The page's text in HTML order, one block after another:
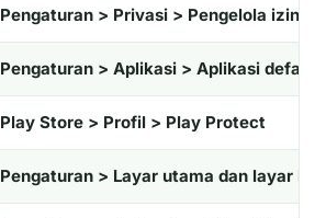
Pengaturan > Privasi > Pengelola izin
Pengaturan > Aplikasi > Aplikasi default
Play Store > Profil > Play Protect
Pengaturan > Layar utama dan layar